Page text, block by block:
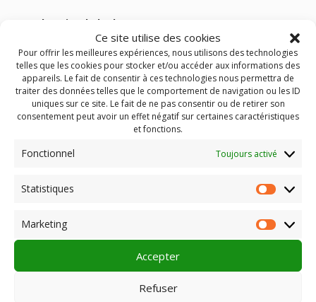
Ce site utilise des cookies
Pour offrir les meilleures expériences, nous utilisons des technologies
telles que les cookies pour stocker et/ou accéder aux informations des
appareils. Le fait de consentir à ces technologies nous permettra de
traiter des données telles que le comportement de navigation ou les ID
uniques sur ce site. Le fait de ne pas consentir ou de retirer son
consentement peut avoir un effet négatif sur certaines caractéristiques
et fonctions.
Fonctionnel Toujours activé
Statistiques
Marketing
Accepter
Refuser
Le chantier de la data
L’exploitation du big data, c’est-à-dire les données ­
personnelles, affinitaires et de consommation des ­
spectateurs, pourrait donc être un chantier de taille pour la
filière hexagonale, et notamment pour l’exploitation et la
distribution. “Tout le monde est concerné. Il me semble que
dans d’autres pays, ce travail d’échange et de partage de
fréquentation –, a déjà commencé. En France, nous
moins, qui ne soit pas facilement rattrapable. Après, on
constate des écarts de moyens évidents selon les
génération. Il faut se donner les moyens pour tous de se
former et rapidement.”
Afin “d’ouvrir le débat” et de “réfléchir aux voies et moyens
de tirer parti” de ces tendances, le rapport de Jean-Marie